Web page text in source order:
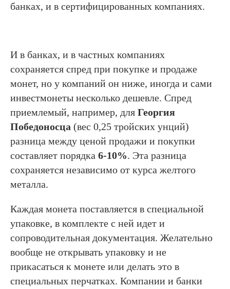
банках, и в сертифицированных компаниях.
И в банках, и в частных компаниях
сохраняется спред при покупке и продаже
монет, но у компаний он ниже, иногда и сами
инвестмонеты несколько дешевле. Спред
приемлемый, например, для Георгия
Победоносца (вес 0,25 тройских унций)
разница между ценой продажи и покупки
составляет порядка 6-10%. Эта разница
сохраняется независимо от курса желтого
металла.
Каждая монета поставляется в специальной
упаковке, в комплекте с ней идет и
сопроводительная документация. Желательно
вообще не открывать упаковку и не
прикасаться к монете или делать это в
специальных перчатках. Компании и банки